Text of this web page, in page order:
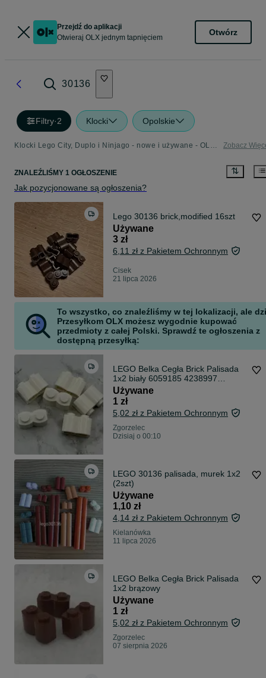
Przejdź do aplikacji
Otwieraj OLX jednym tapnięciem
Otwórz
30136
Filtry·2 Klocki Opolskie
Klocki Lego City, Duplo i Ninjago - nowe i używane - OLX.pl Zobacz
ZNALEŹLIŚMY 1 OGŁOSZENIE
Jak pozycjonowane są ogłoszenia?
Lego 30136 brick,modified 16szt
Używane
3 zł
6,11 zł z Pakietem Ochronnym
Cisek
21 lipca 2026
To wszystko, co znaleźliśmy w tej lokalizacji, ale
Przesyłkom OLX możesz wygodnie kupować
przedmioty z całej Polski. Sprawdź te ogłoszenia z
dostępną przesyłką:
LEGO Belka Cegła Brick Palisada
1x2 biały 6059185 4238997
4160047 30136
Używane
1 zł
5,02 zł z Pakietem Ochronnym
Zgorzelec
Dzisiaj o 00:10
LEGO 30136 palisada, murek 1x2
(2szt)
Używane
1,10 zł
4,14 zł z Pakietem Ochronnym
Kielanówka
11 lipca 2026
LEGO Belka Cegła Brick Palisada
1x2 brązowy
Używane
1 zł
5,02 zł z Pakietem Ochronnym
Zgorzelec
07 sierpnia 2026